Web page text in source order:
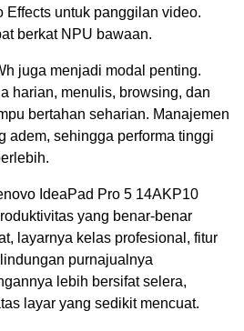
Effects untuk panggilan video.
berkat NPU bawaan.
juga menjadi modal penting.
harian, menulis, browsing, dan
bertahan seharian. Manajemen
adem, sehingga performa tinggi
IdeaPad Pro 5 14AKP10
yang benar-benar
layarnya kelas profesional, fitur
purnajualnya
lebih bersifat selera,
layar yang sedikit mencuat.